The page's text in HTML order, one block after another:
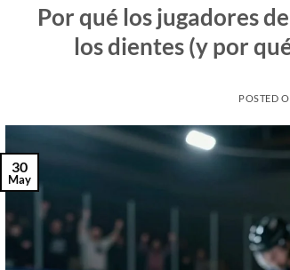
Por qué los jugadores
los dientes (y por
POSTED
30
May